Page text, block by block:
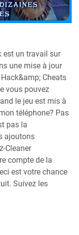
est un travail sur
une mise à jour
Cheats
vous pouvez
le jeu est mis à
téléphone? Pas
pas la
ajoutons
Cleaner
compte de la
est votre chance
Suivez les